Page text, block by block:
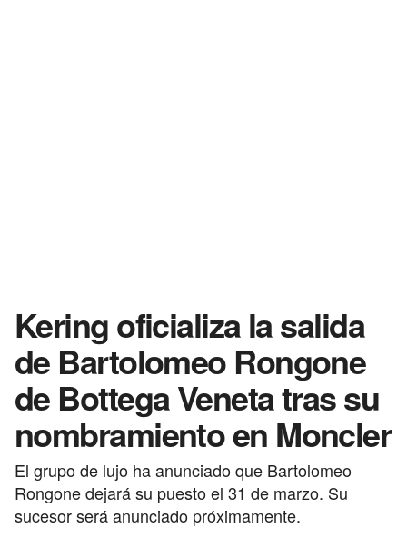
Kering oficializa la salida
de Bartolomeo Rongone
de Bottega Veneta tras su
nombramiento en Moncler
El grupo de lujo ha anunciado que Bartolomeo
Rongone dejará su puesto el 31 de marzo. Su
sucesor será anunciado próximamente.